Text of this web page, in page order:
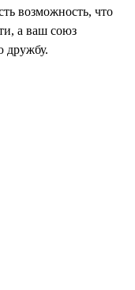
возможность, что
а ваш союз
дружбу.